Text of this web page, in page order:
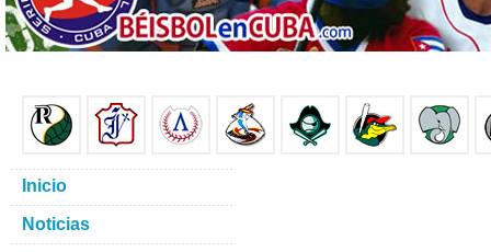
Inicio
Noticias